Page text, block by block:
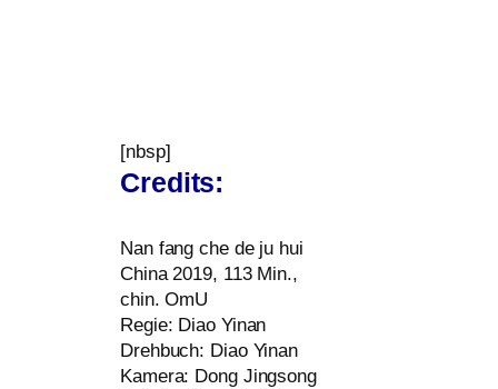
[nbsp]
Credits:
Nan fang che de ju hui
China 2019, 113 Min.,
chin. OmU
Regie: Diao Yinan
Drehbuch: Diao Yinan
Kamera: Dong Jingsong